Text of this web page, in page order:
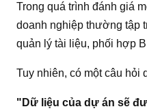
Trong quá trình đánh giá
doanh nghiệp thường tập
quản lý tài liệu, phối hợp
Tuy nhiên, có một câu hỏi
"Dữ liệu của dự án sẽ